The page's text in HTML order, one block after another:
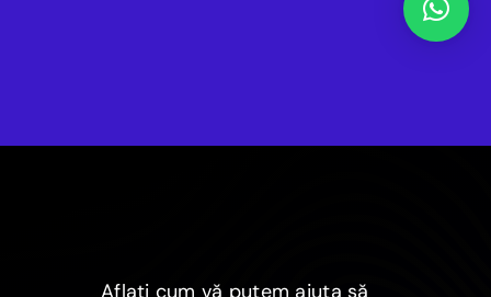
Aflați cum vă putem ajuta să